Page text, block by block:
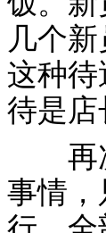
几个
这种待
待是店
再次
事情，